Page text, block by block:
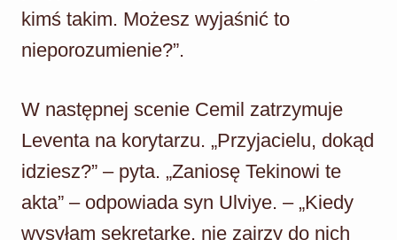
kimś takim. Możesz wyjaśnić to
nieporozumienie?”.
W następnej scenie Cemil zatrzymuje
Leventa na korytarzu. „Przyjacielu, dokąd
idziesz?” – pyta. „Zaniosę Tekinowi te
akta” – odpowiada syn Ulviye. – „Kiedy
wysyłam sekretarkę, nie zajrzy do nich